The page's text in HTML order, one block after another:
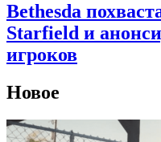
Bethesda
Starfield и
игроков
Новое